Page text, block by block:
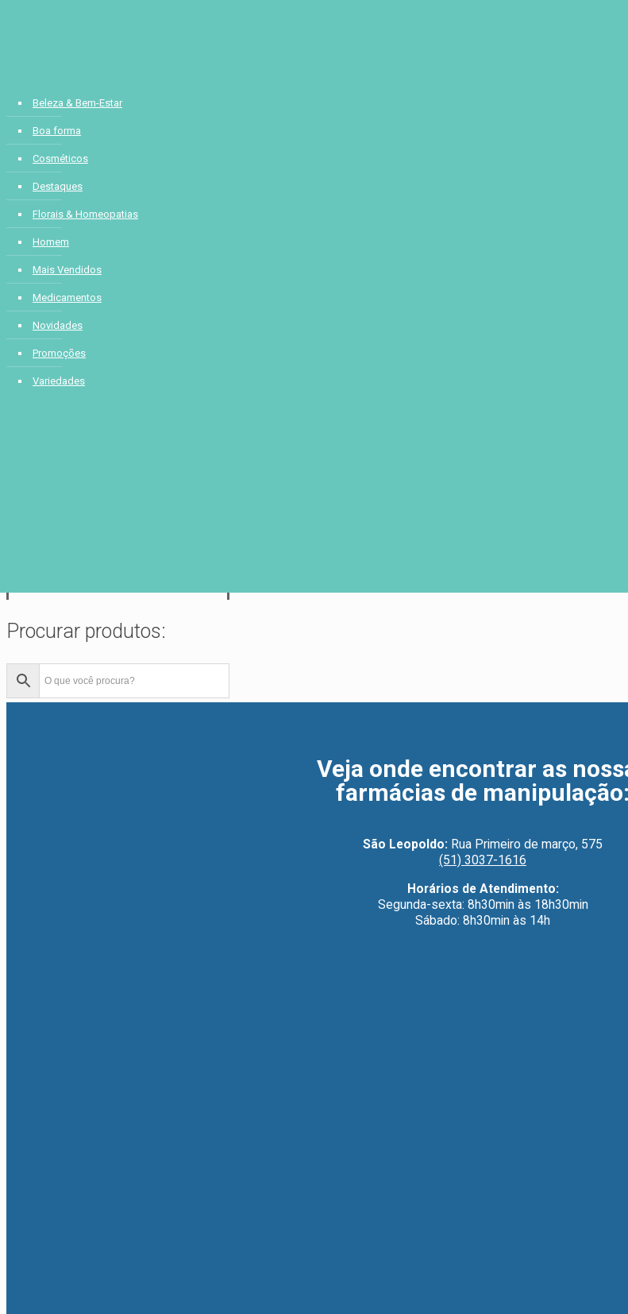
Beleza & Bem-Estar
Boa forma
Cosméticos
Destaques
Florais & Homeopatias
Homem
Mais Vendidos
Medicamentos
Novidades
Promoções
Variedades
Procurar produtos:
Veja onde encontrar as
farmácias de manipulação:
São Leopoldo: Rua Primeiro de março, 575
(51) 3037-1616
Horários de Atendimento:
Segunda-sexta: 8h30min às 18h30min
Sábado: 8h30min às 14h